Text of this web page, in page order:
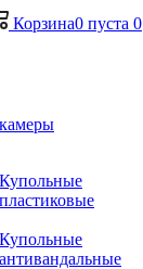
Корзина0 пуста 0
Купольные
пластиковые
Купольные
антивандальные